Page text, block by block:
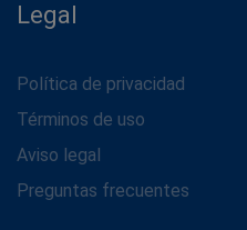
Legal
Política de privacidad
Términos de uso
Aviso legal
Preguntas frecuentes